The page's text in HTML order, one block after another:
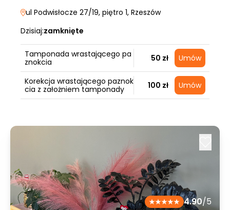
ul Podwisłocze 27/19, piętro 1, Rzeszów
Dzisiaj:zamknięte
Tamponada wrastającego pa
znokcia
50 zł Umów
Korekcja wrastającego paznok
cia z założniem tamponady
100 zł Umów
4.90/5